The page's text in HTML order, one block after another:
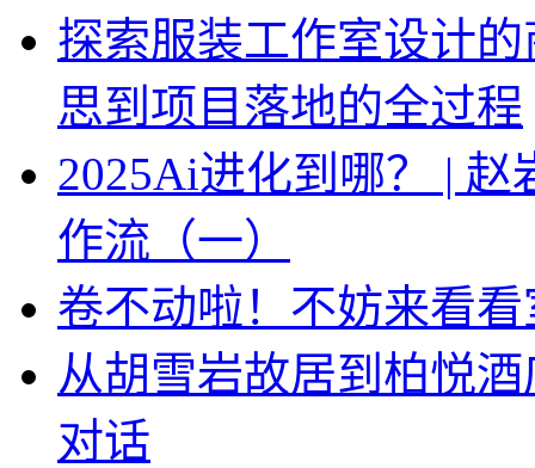
探索服装工作室设计
思到项目落地的全过程
2025Ai进化到哪？ |
作流（一）
卷不动啦！不妨来看
从胡雪岩故居到柏悦
对话